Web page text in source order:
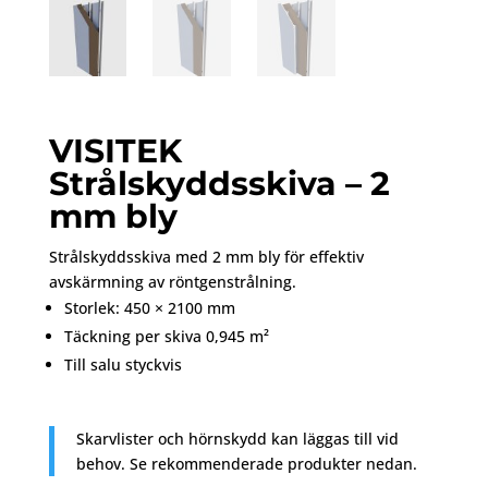
VISITEK
Strålskyddsskiva – 2
mm bly
Strålskyddsskiva med 2 mm bly för effektiv
avskärmning av röntgenstrålning.
Storlek: 450 × 2100 mm
Täckning per skiva 0,945 m²
Till salu styckvis
Skarvlister och hörnskydd kan läggas till vid
behov. Se rekommenderade produkter nedan.